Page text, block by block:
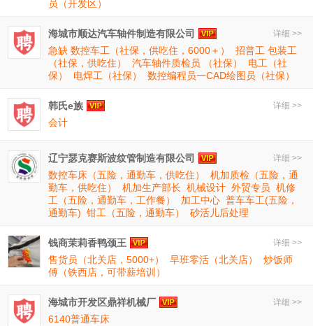
员（开发区）
详细 >>
海城市顺达汽车轴件制造有限公司
急缺 数控车工（社保，供吃住，6000＋）
招普工 包装工
（社保，供吃住）
汽车轴件质检员 （社保）
电工（社
保）
电焊工（社保） 数控编程员一CAD绘图员（社保）
详细 >>
韩氏e族
会计
详细 >>
辽宁瑟克赛斯波纹管制造有限公司
数控车床（五险，通勤车，供吃住）
机加质检（五险，通
勤车，供吃住）
机加生产部长 机械设计 外贸专员 机修
工（五险，通勤车，工作餐）
加工中心 普车车工(五险，
通勤车) 钳工（五险，通勤车） 砂活儿后处理
详细 >>
钱商茉莉香鸭颈王
售货员（北关店，5000+）
早班零活（北关店）
炒饭师
傅（铁西店，可带薪培训）
详细 >>
海城市开发区鼎祥机械厂
6140普通车床